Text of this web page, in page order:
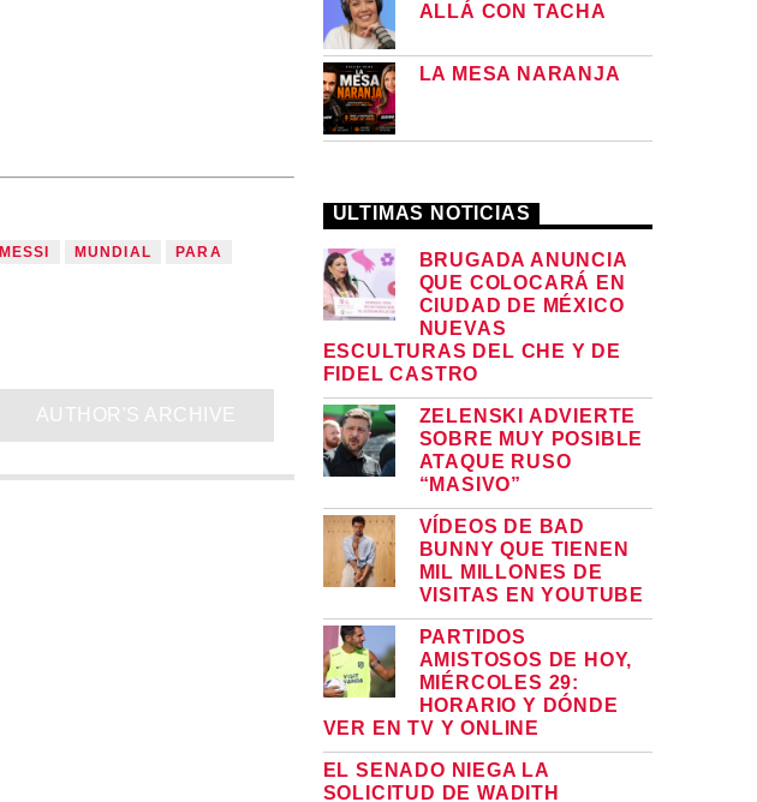
MESSI MUNDIAL PARA
AUTHOR'S ARCHIVE
ALLÁ CON TACHA
LA MESA NARANJA
ULTIMAS NOTICIAS
BRUGADA ANUNCIA
QUE COLOCARÁ EN
CIUDAD DE MÉXICO
NUEVAS
ESCULTURAS DEL CHE Y DE
FIDEL CASTRO
ZELENSKI ADVIERTE
SOBRE MUY POSIBLE
ATAQUE RUSO
“MASIVO”
VÍDEOS DE BAD
BUNNY QUE TIENEN
MIL MILLONES DE
VISITAS EN YOUTUBE
PARTIDOS
AMISTOSOS DE HOY,
MIÉRCOLES 29:
HORARIO Y DÓNDE
VER EN TV Y ONLINE
EL SENADO NIEGA LA
SOLICITUD DE WADITH